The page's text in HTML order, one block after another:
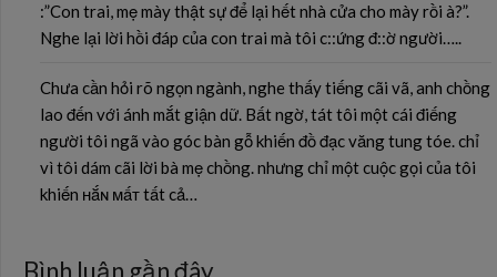
:”Con trai, mẹ mày thật sự để lại hết nhà cửa cho mày rồi à?”.
Nghe lại lời hồi đáp của con trai mà tôi c::ứng đ::ờ người…..
Chưa cần hỏi rõ ngọn ngành, nghe thấy tiếng cãi vã, anh chồng
lao đến với ánh mắt giận dữ. Bất ngờ, tát tôi một cái điếng
người tôi ngã vào góc bàn gỗ khiến đồ đạc văng tung tóe. chỉ
vì tôi dám cãi lời bà mẹ chồng. nhưng chỉ một cuộc gọi của tôi
khiến ʜắɴ ᴍấᴛ tất cả…
Bình luận gần đây